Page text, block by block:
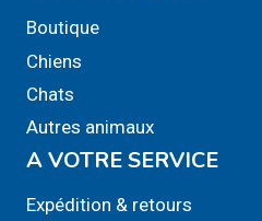
Boutique
Chiens
Chats
Autres animaux
A VOTRE SERVICE
Expédition & retours